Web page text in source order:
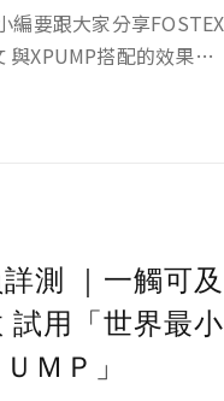
測 ｜一觸可及
試用「世界最小
ＭＰ」